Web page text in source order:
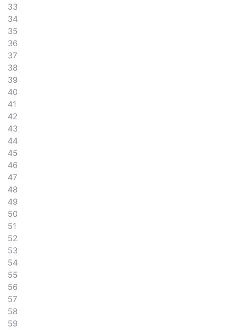
33
34
35
36
37
38
39
40
41
42
43
44
45
46
47
48
49
50
51
52
53
54
55
56
57
58
59